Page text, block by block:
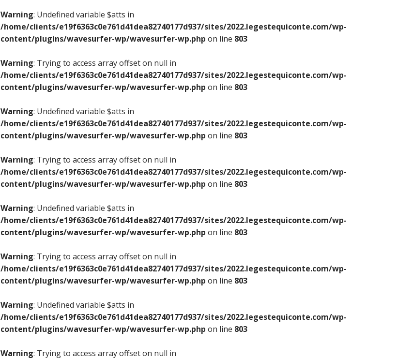
Warning: Undefined variable $atts in
/home/clients/e19f6363c0e761d41dea82740177d937/sites/2022.legestequiconte.com/wp-
content/plugins/wavesurfer-wp/wavesurfer-wp.php on line 803
Warning: Trying to access array offset on null in
/home/clients/e19f6363c0e761d41dea82740177d937/sites/2022.legestequiconte.com/wp-
content/plugins/wavesurfer-wp/wavesurfer-wp.php on line 803
Warning: Undefined variable $atts in
/home/clients/e19f6363c0e761d41dea82740177d937/sites/2022.legestequiconte.com/wp-
content/plugins/wavesurfer-wp/wavesurfer-wp.php on line 803
Warning: Trying to access array offset on null in
/home/clients/e19f6363c0e761d41dea82740177d937/sites/2022.legestequiconte.com/wp-
content/plugins/wavesurfer-wp/wavesurfer-wp.php on line 803
Warning: Undefined variable $atts in
/home/clients/e19f6363c0e761d41dea82740177d937/sites/2022.legestequiconte.com/wp-
content/plugins/wavesurfer-wp/wavesurfer-wp.php on line 803
Warning: Trying to access array offset on null in
/home/clients/e19f6363c0e761d41dea82740177d937/sites/2022.legestequiconte.com/wp-
content/plugins/wavesurfer-wp/wavesurfer-wp.php on line 803
Warning: Undefined variable $atts in
/home/clients/e19f6363c0e761d41dea82740177d937/sites/2022.legestequiconte.com/wp-
content/plugins/wavesurfer-wp/wavesurfer-wp.php on line 803
Warning: Trying to access array offset on null in